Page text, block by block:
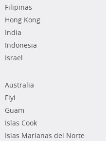
Filipinas
Hong Kong
India
Indonesia
Israel
Australia
Fiyi
Guam
Islas Cook
Islas Marianas del Norte